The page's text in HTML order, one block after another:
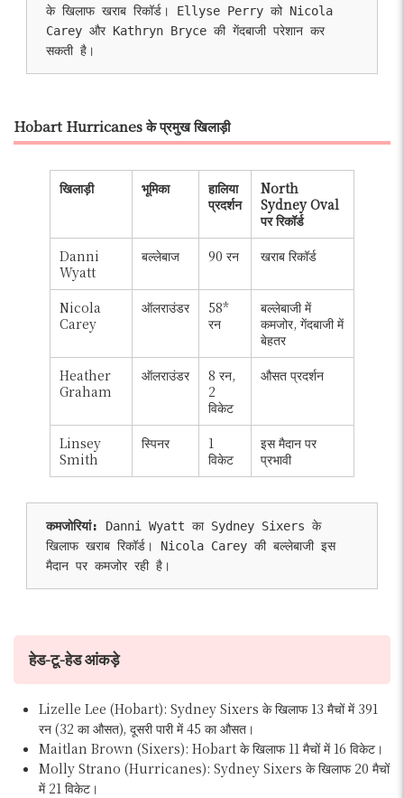
के खिलाफ खराब रिकॉर्ड। Ellyse Perry को Nicola
Carey और Kathryn Bryce की गेंदबाजी परेशान कर
सकती है।
Hobart Hurricanes के प्रमुख खिलाड़ी
खिलाड़ी भूमिका
हालिया
प्रदर्शन
North
Sydney Oval
पर रिकॉर्ड
Danni
Wyatt
बल्लेबाज 90 रन खराब रिकॉर्ड
Nicola
Carey
ऑलराउंडर
58*
रन
बल्लेबाजी में
कमजोर, गेंदबाजी में
बेहतर
Heather
Graham
ऑलराउंडर
8 रन,
2
विकेट
औसत प्रदर्शन
Linsey
Smith
स्पिनर
1
विकेट
इस मैदान पर
प्रभावी
कमजोरियां:
Danni Wyatt का Sydney Sixers के
खिलाफ खराब रिकॉर्ड। Nicola Carey की बल्लेबाजी इस
मैदान पर कमजोर रही है।
हेड-टू-हेड आंकड़े
Lizelle Lee (Hobart): Sydney Sixers के खिलाफ 13 मैचों में 391
रन (32 का औसत), दूसरी पारी में 45 का औसत।
Maitlan Brown (Sixers): Hobart के खिलाफ 11 मैचों में 16 विकेट।
Molly Strano (Hurricanes): Sydney Sixers के खिलाफ 20 मैचों
में 21 विकेट।